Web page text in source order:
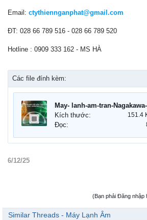
Email: ctythiennganphat@gmail.com
ĐT: 028 66 789 516 - 028 66 789 520
Hotline : 0909 333 162 - MS HÀ
Các file đính kèm:
Kích thước: 151.4
Đọc:
6/12/25
(Bạn phải Đăng nhập
Similar Threads - Máy Lạnh Âm